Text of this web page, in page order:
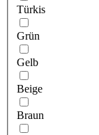
Türkis
Grün
Gelb
Beige
Braun